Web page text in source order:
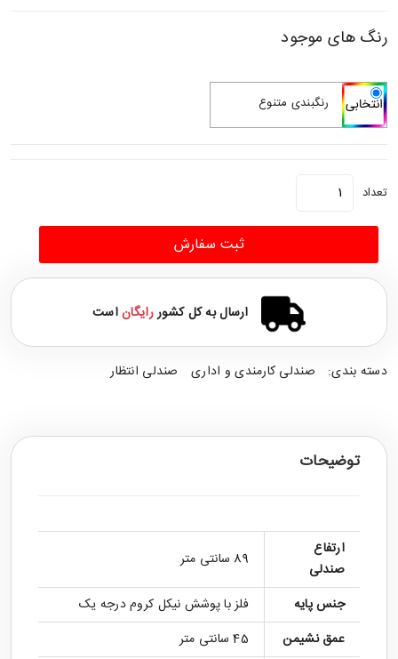
رنگ های موجود
رنگبندی متنوع
تعداد
ثبت سفارش
ارسال به کل کشوررایگاناست
دسته بندی: صندلی کارمندی و اداری صندلی انتظار
توضیحات
ارتفاع
صندلی
89 سانتی متر
جنس پایه
فلز با پوشش نیکل کروم درجه یک
عمق نشیمن
45 سانتی متر